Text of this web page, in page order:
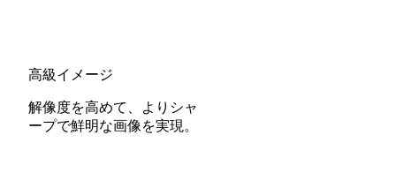
高級イメージ
解像度を高めて、よりシャ
ープで鮮明な画像を実現。